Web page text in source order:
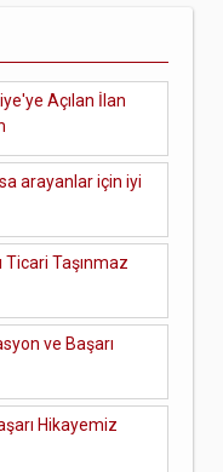
Açılan İlan
arayanlar için iyi
Ticari Taşınmaz
ve Başarı
Hikayemiz